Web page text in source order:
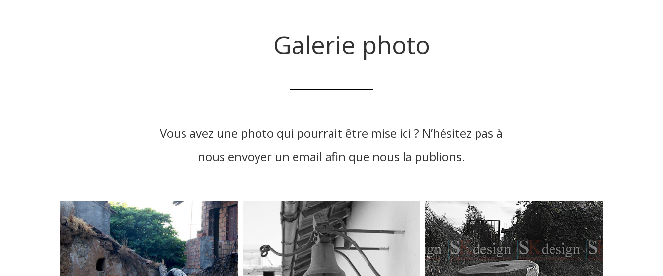
Galerie photo
Vous avez une photo qui pourrait être mise ici ? N’hésitez pas à
nous envoyer un email afin que nous la publions.